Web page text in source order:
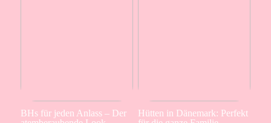
BHs für jeden Anlass – Der
Hütten in Dänemark: Perfekt